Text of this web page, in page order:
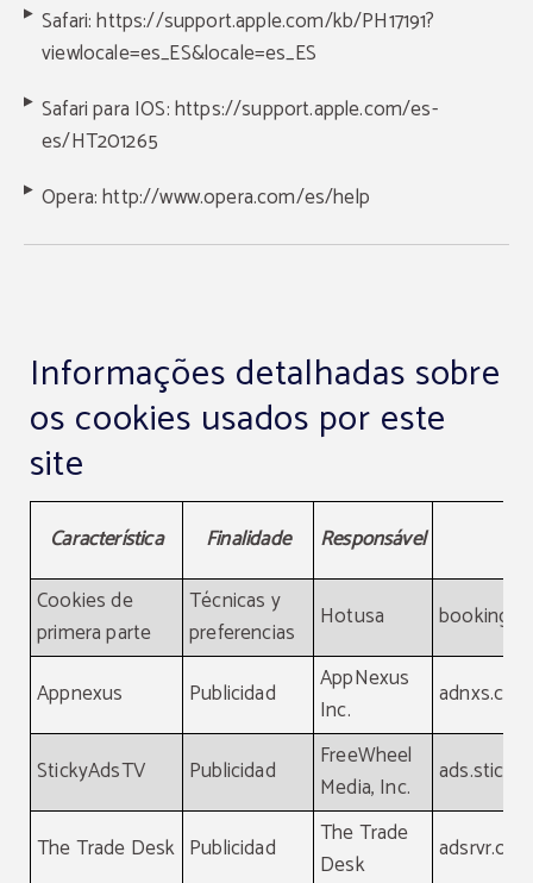
Safari:https://support.apple.com/kb/PH17191?
viewlocale=es_ES&locale=es_ES
Safari para IOS:https://support.apple.com/es-
es/HT201265
Opera:http://www.opera.com/es/help
Informações detalhadas sobre
os cookies usados por este
site
Característica Finalidade Responsável
Cookies de
primera parte
Técnicas y
preferencias
Hotusa booking-
Appnexus Publicidad
AppNexus
Inc.
adnxs.com
StickyAdsTV Publicidad
FreeWheel
Media, Inc.
The Trade Desk Publicidad
The Trade
Desk
adsrvr.org